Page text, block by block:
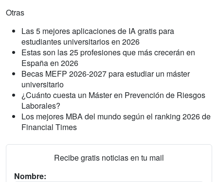
Otras
Las 5 mejores aplicaciones de IA gratis para
estudiantes universitarios en 2026
Estas son las 25 profesiones que más crecerán en
España en 2026
Becas MEFP 2026-2027 para estudiar un máster
universitario
¿Cuánto cuesta un Máster en Prevención de Riesgos
Laborales?
Los mejores MBA del mundo según el ranking 2026 de
Financial Times
Recibe gratis noticias en tu mail
Nombre: